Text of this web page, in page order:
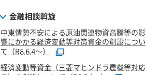
金融相談斡旋
中東情勢不安による原油関連物資高騰等の影
響にかかる経済変動等対策資金の創設につい
て（R8.6.4～）
経済変動等資金（三菱マヒンドラ農機等対応